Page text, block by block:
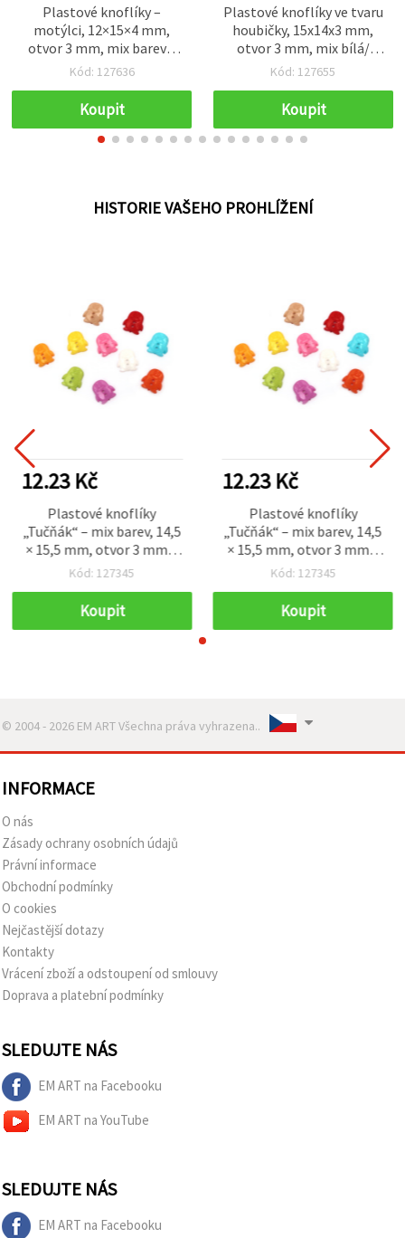
Plastové knoflíky –
motýlci, 12×15×4 mm,
otvor 3 mm, mix barev –
20 ks
Kód: 127636
Koupit
Plastové knoflíky ve tvaru
houbičky, 15x14x3 mm,
otvor 3 mm, mix bílá/
červená - balení 20 ks
Kód: 127655
Koupit
HISTORIE VAŠEHO PROHLÍŽENÍ
12.23 Kč
Plastové knoflíky
„Tučňák“ – mix barev, 14,5
× 15,5 mm, otvor 3 mm –
20 ks
Kód: 127345
Koupit
12.23 Kč
Plastové knoflíky
„Tučňák“ – mix barev, 14,5
× 15,5 mm, otvor 3 mm –
20 ks
Kód: 127345
Koupit
© 2004 - 2026 EM ART Všechna práva vyhrazena..
INFORMACE
O nás
Zásady ochrany osobních údajů
Právní informace
Obchodní podmínky
O cookies
Nejčastější dotazy
Kontakty
Vrácení zboží a odstoupení od smlouvy
Doprava a platební podmínky
SLEDUJTE NÁS
EM ART na Facebooku
EM ART na YouTube
SLEDUJTE NÁS
EM ART na Facebooku